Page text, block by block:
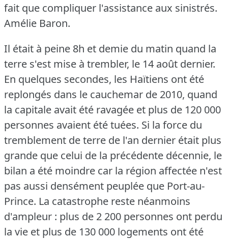
fait que compliquer l'assistance aux sinistrés.
Amélie Baron.
Il était à peine 8h et demie du matin quand la
terre s'est mise à trembler, le 14 août dernier.
En quelques secondes, les Haïtiens ont été
replongés dans le cauchemar de 2010, quand
la capitale avait été ravagée et plus de 120 000
personnes avaient été tuées. Si la force du
tremblement de terre de l'an dernier était plus
grande que celui de la précédente décennie, le
bilan a été moindre car la région affectée n'est
pas aussi densément peuplée que Port-au-
Prince. La catastrophe reste néanmoins
d'ampleur : plus de 2 200 personnes ont perdu
la vie et plus de 130 000 logements ont été